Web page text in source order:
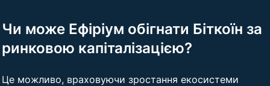
Чи може Ефіріум обігнати Біткоїн за
ринковою капіталізацією?
Це можливо, враховуючи зростання екосистеми